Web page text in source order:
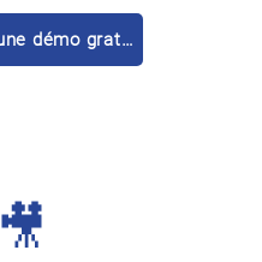
Demander une démo gratuite
🎥